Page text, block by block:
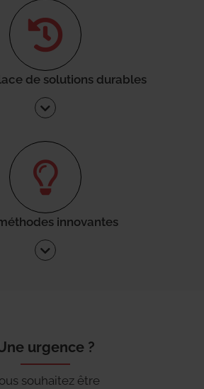
de solutions durables
innovantes
urgence ?
souhaitez être